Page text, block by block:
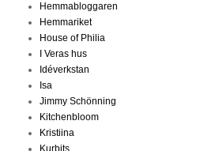
Hemmabloggaren
Hemmariket
House of Philia
I Veras hus
Idéverkstan
Isa
Jimmy Schönning
Kitchenbloom
Kristiina
Kurbits